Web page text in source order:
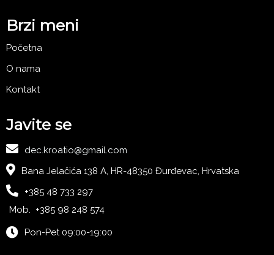
Brzi meni
Početna
O nama
Kontakt
Javite se
dec.kroatio@gmail.com
Bana Jelačića 138 A, HR-48350 Đurđevac, Hrvatska
+385 48 733 297
Mob. +385 98 248 574
Pon-Pet 09:00-19:00